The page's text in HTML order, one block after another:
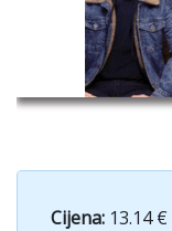
Cijena: 13.14 €